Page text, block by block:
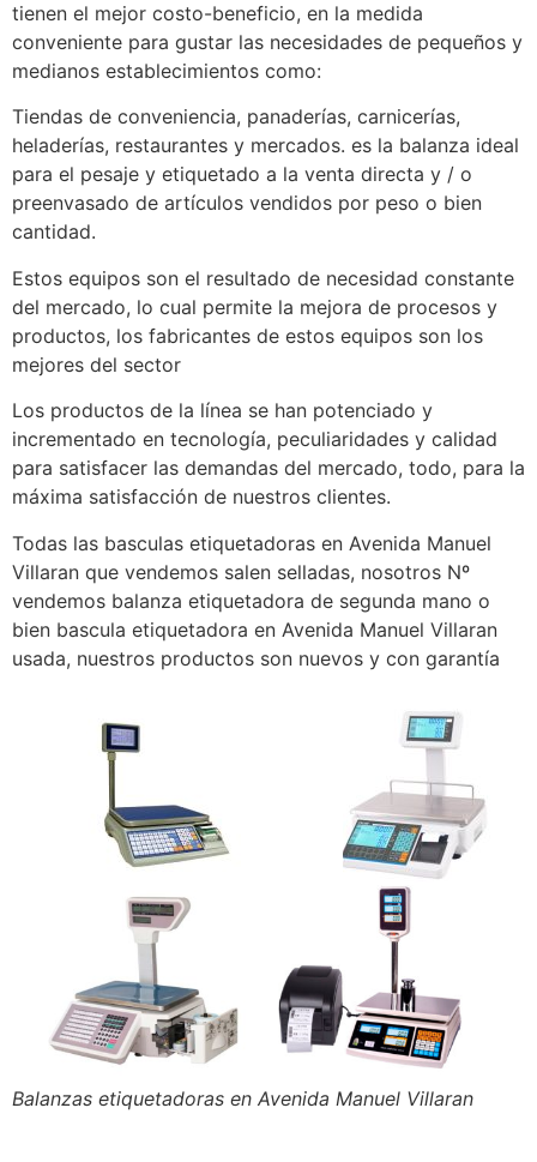
tienen el mejor costo-beneficio, en la medida
conveniente para gustar las necesidades de pequeños y
medianos establecimientos como:
Tiendas de conveniencia, panaderías, carnicerías,
heladerías, restaurantes y mercados. es la balanza ideal
para el pesaje y etiquetado a la venta directa y / o
preenvasado de artículos vendidos por peso o bien
cantidad.
Estos equipos son el resultado de necesidad constante
del mercado, lo cual permite la mejora de procesos y
productos, los fabricantes de estos equipos son los
mejores del sector
Los productos de la línea se han potenciado y
incrementado en tecnología, peculiaridades y calidad
para satisfacer las demandas del mercado, todo, para la
máxima satisfacción de nuestros clientes.
Todas las basculas etiquetadoras en Avenida Manuel
Villaran que vendemos salen selladas, nosotros Nº
vendemos balanza etiquetadora de segunda mano o
bien bascula etiquetadora en Avenida Manuel Villaran
usada, nuestros productos son nuevos y con garantía
Balanzas etiquetadoras en Avenida Manuel Villaran